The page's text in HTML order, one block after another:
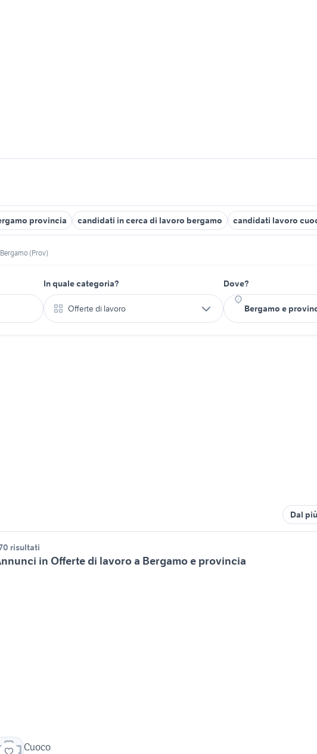
provincia candidati in cerca di lavoro bergamo candidati lavoro
Bergamo (Prov)
In quale categoria?
Offerte di lavoro
Dove?
Dal
risultati
in Offerte di lavoro a Bergamo e provincia
Cuoco